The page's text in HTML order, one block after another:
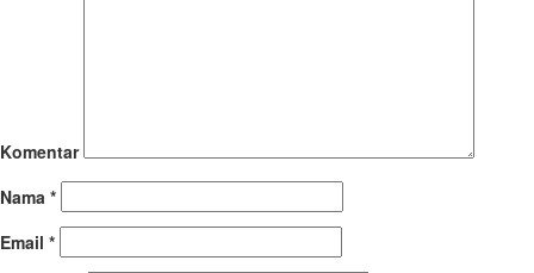
Komentar
Nama *
Email *